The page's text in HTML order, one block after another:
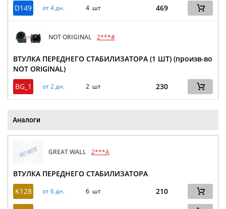
D149 от 4 дн. 4 шт 469
NOT ORIGINAL 2***#
ВТУЛКА ПЕРЕДНЕГО СТАБИЛИЗАТОРА (1 ШТ) (произв-во
NOT ORIGINAL)
BG_1
от 2 дн. 2 шт 230
Аналоги
GREAT WALL 2***A
ВТУЛКА ПЕРЕДНЕГО СТАБИЛИЗАТОРА
K128
от 6 дн. 6 шт 210